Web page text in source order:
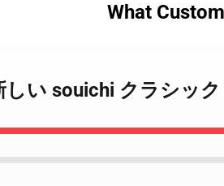
What
い souichi クラシック